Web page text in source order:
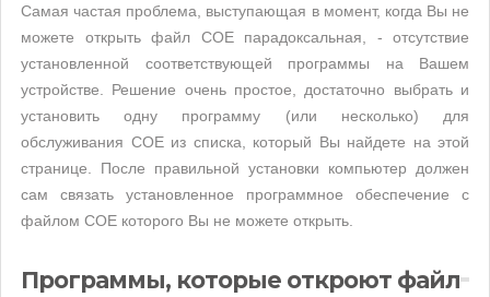
Самая частая проблема, выступающая в момент, когда Вы не
можете открыть файл COE парадоксальная, - отсутствие
установленной соответствующей программы на Вашем
устройстве. Решение очень простое, достаточно выбрать и
установить одну программу (или несколько) для
обслуживания COE из списка, который Вы найдете на этой
странице. После правильной установки компьютер должен
сам связать установленное программное обеспечение с
файлом COE которого Вы не можете открыть.
Программы, которые откроют файл